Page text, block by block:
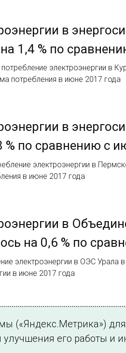
в
1,4 % по
электроэнергии в
потребления в июне 2017 года
в
% по сравнению с
электроэнергии в
в июне 2017 года
в
на 0,6 % по
электроэнергии в ОЭС Урала
в июне 2017 года
(«Яндекс.Метрика»)
его работы и